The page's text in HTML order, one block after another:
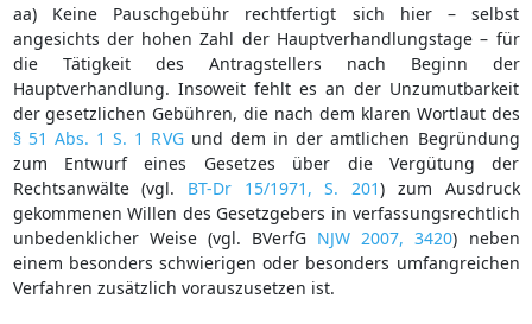
aa) Keine Pauschgebühr rechtfertigt sich hier – selbst
angesichts der hohen Zahl der Hauptverhandlungstage – für
die Tätigkeit des Antragstellers nach Beginn der
Hauptverhandlung. Insoweit fehlt es an der Unzumutbarkeit
der gesetzlichen Gebühren, die nach dem klaren Wortlaut des
§ 51 Abs. 1 S. 1 RVGund dem in der amtlichen Begründung
zum Entwurf eines Gesetzes über die Vergütung der
Rechtsanwälte (vgl. BT-Dr 15/1971, S. 201) zum Ausdruck
gekommenen Willen des Gesetzgebers in verfassungsrechtlich
unbedenklicher Weise (vgl. BVerfG NJW 2007, 3420) neben
einem besonders schwierigen oder besonders umfangreichen
Verfahren zusätzlich vorauszusetzen ist.